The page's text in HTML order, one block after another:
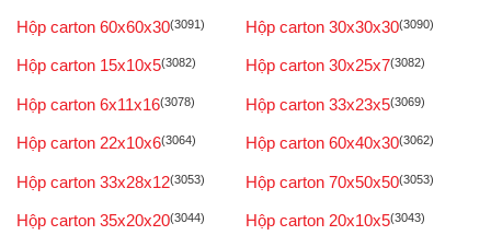
Hộp carton 60x60x30(3091) Hộp carton 30x30x30(3090)
Hộp carton 15x10x5(3082) Hộp carton 30x25x7(3082)
Hộp carton 6x11x16(3078) Hộp carton 33x23x5(3069)
Hộp carton 22x10x6(3064) Hộp carton 60x40x30(3062)
Hộp carton 33x28x12(3053) Hộp carton 70x50x50(3053)
Hộp carton 35x20x20(3044) Hộp carton 20x10x5(3043)